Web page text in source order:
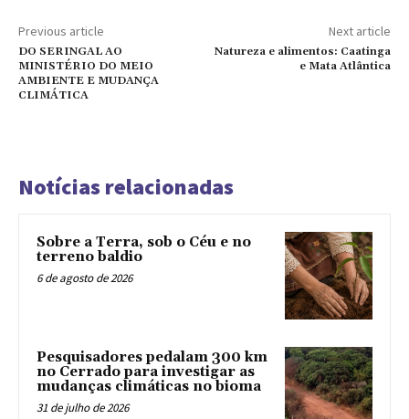
Previous article
DO SERINGAL AO
MINISTÉRIO DO MEIO
AMBIENTE E MUDANÇA
CLIMÁTICA
Next article
Natureza e alimentos: Caatinga
e Mata Atlântica
Notícias relacionadas
Sobre a Terra, sob o Céu e no
terreno baldio
6 de agosto de 2026
Pesquisadores pedalam 300 km
no Cerrado para investigar as
mudanças climáticas no bioma
31 de julho de 2026